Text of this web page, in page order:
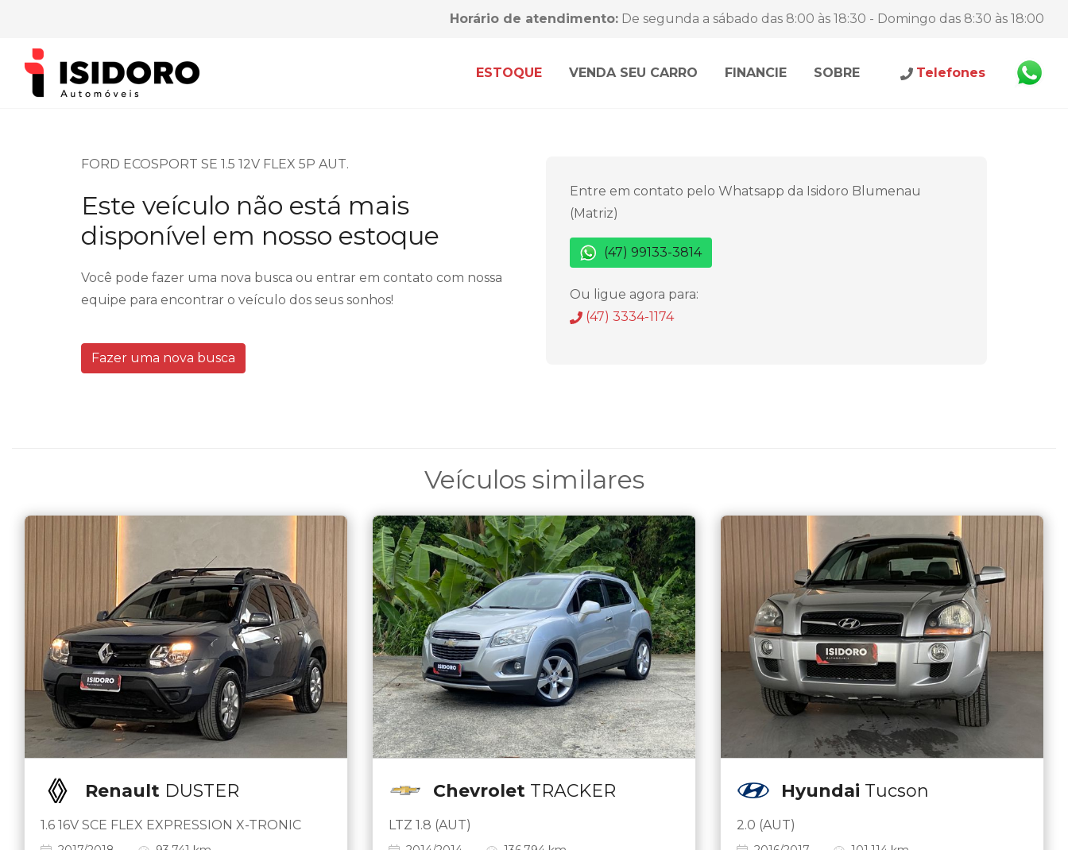
Horário de atendimento: De segunda a sábado das 8:00 às 18:30 - Domingo das 8:30 às 18:00
ESTOQUE VENDA SEU CARRO FINANCIE SOBRE Telefones
FORD ECOSPORT SE 1.5 12V FLEX 5P AUT.
Este veículo não está mais
disponível em nosso estoque
Você pode fazer uma nova busca ou entrar em contato com nossa
equipe para encontrar o veículo dos seus sonhos!
Fazer uma nova busca
Entre em contato pelo Whatsapp da Isidoro Blumenau
(Matriz)
(47) 99133-3814
Ou ligue agora para:
(47) 3334-1174
Veículos similares
Renault DUSTER
1.6 16V SCE FLEX EXPRESSION X-TRONIC
Chevrolet TRACKER
LTZ 1.8 (AUT)
Hyundai Tucson
2.0 (AUT)